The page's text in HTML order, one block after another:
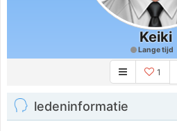
Keiki
Lange tijd
1
ledeninformatie